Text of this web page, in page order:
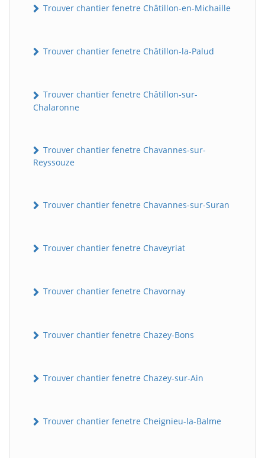
Trouver chantier fenetre Châtillon-en-Michaille
Trouver chantier fenetre Châtillon-la-Palud
Trouver chantier fenetre Châtillon-sur-
Chalaronne
Trouver chantier fenetre Chavannes-sur-
Reyssouze
Trouver chantier fenetre Chavannes-sur-Suran
Trouver chantier fenetre Chaveyriat
Trouver chantier fenetre Chavornay
Trouver chantier fenetre Chazey-Bons
Trouver chantier fenetre Chazey-sur-Ain
Trouver chantier fenetre Cheignieu-la-Balme